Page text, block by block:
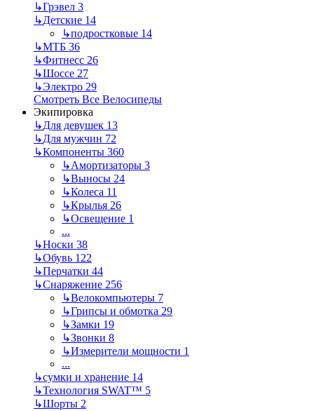
↳Грэвел 3
↳Детские 14
↳подростковые 14
↳МТБ 36
↳Фитнесс 26
↳Шоссе 27
↳Электро 29
Смотреть Все Велосипеды
Экипировка
↳Для девушек 13
↳Для мужчин 72
↳Компоненты 360
↳Амортизаторы 3
↳Выносы 24
↳Колеса 11
↳Крылья 26
↳Освещение 1
...
↳Носки 38
↳Обувь 122
↳Перчатки 44
↳Снаряжение 256
↳Велокомпьютеры 7
↳Грипсы и обмотка 29
↳Замки 19
↳Звонки 8
↳Измерители мощности 1
...
↳сумки и хранение 14
↳Технология SWAT™ 5
↳Шорты 2